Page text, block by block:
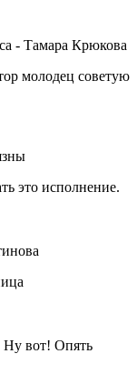
- Тамара Крюкова
молодец советую
это исполнение.
Ну вот! Опять